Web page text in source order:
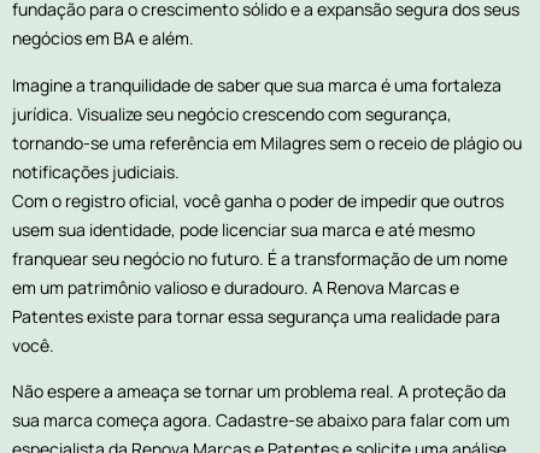
fundação para o crescimento sólido e a expansão segura dos seus
negócios em BA e além.
Imagine a tranquilidade de saber que sua marca é uma fortaleza
jurídica. Visualize seu negócio crescendo com segurança,
tornando-se uma referência em Milagres sem o receio de plágio ou
notificações judiciais.
Com o registro oficial, você ganha o poder de impedir que outros
usem sua identidade, pode licenciar sua marca e até mesmo
franquear seu negócio no futuro. É a transformação de um nome
em um patrimônio valioso e duradouro. A Renova Marcas e
Patentes existe para tornar essa segurança uma realidade para
você.
Não espere a ameaça se tornar um problema real. A proteção da
sua marca começa agora. Cadastre-se abaixo para falar com um